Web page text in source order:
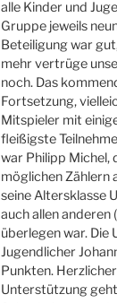
alle Kinder und
Gruppe jeweils
Beteiligung war
mehr vertrüge
noch. Das
Fortsetzung,
Mitspieler mit
fleißigste
war Philipp Michel,
möglichen Zählern
seine Altersklasse
auch allen anderen
überlegen war. Die
Jugendlicher
Punkten.
Unterstützung